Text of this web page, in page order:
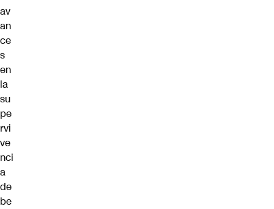
av
an
ce
s
en
la
su
pe
rvi
ve
nci
a
de
be